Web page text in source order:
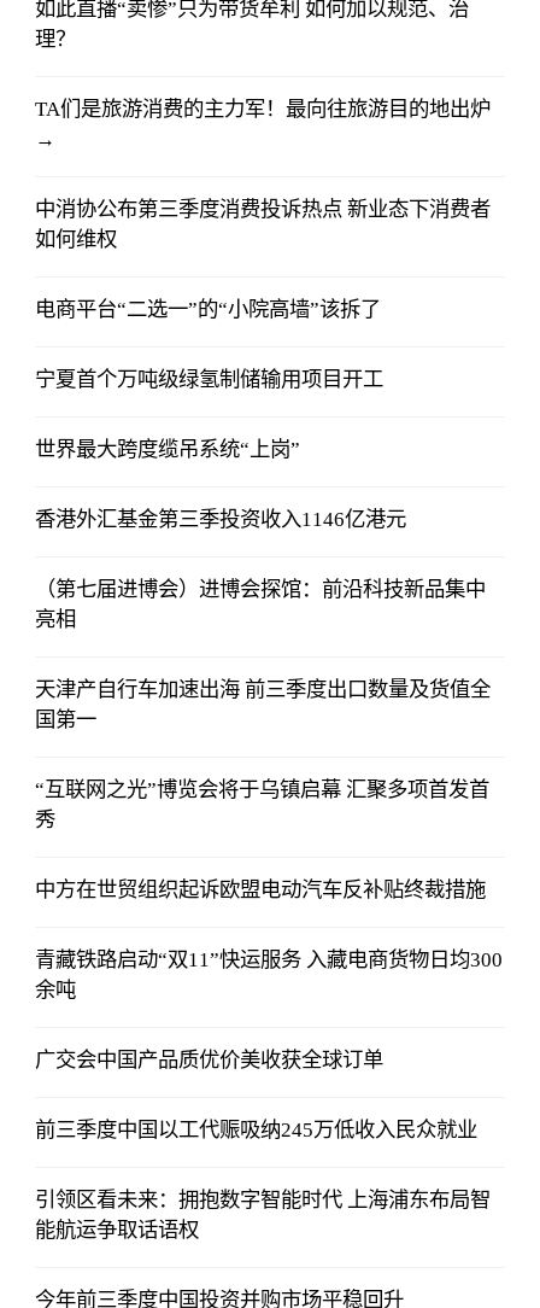
如此直播“卖惨”只为带货牟利 如何加以规范、治
理？
TA们是旅游消费的主力军！最向往旅游目的地出炉
→
中消协公布第三季度消费投诉热点 新业态下消费者
如何维权
电商平台“二选一”的“小院高墙”该拆了
宁夏首个万吨级绿氢制储输用项目开工
世界最大跨度缆吊系统“上岗”
香港外汇基金第三季投资收入1146亿港元
（第七届进博会）进博会探馆：前沿科技新品集中
亮相
天津产自行车加速出海 前三季度出口数量及货值全
国第一
“互联网之光”博览会将于乌镇启幕 汇聚多项首发首
秀
中方在世贸组织起诉欧盟电动汽车反补贴终裁措施
青藏铁路启动“双11”快运服务 入藏电商货物日均300
余吨
广交会中国产品质优价美收获全球订单
前三季度中国以工代赈吸纳245万低收入民众就业
引领区看未来：拥抱数字智能时代 上海浦东布局智
能航运争取话语权
今年前三季度中国投资并购市场平稳回升